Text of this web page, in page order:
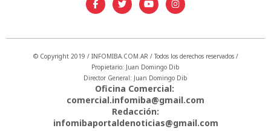
© Copyright 2019 / INFOMIBA.COM.AR / Todos los derechos reservados /
Propietario: Juan Domingo Dib
Director General: Juan Domingo Dib
Oficina Comercial:
comercial.infomiba@gmail.com
Redacción:
infomibaportaldenoticias@gmail.com